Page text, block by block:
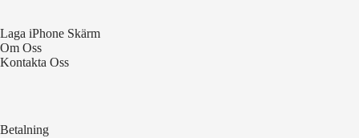
Laga iPhone Skärm
Om Oss
Kontakta Oss
Betalning